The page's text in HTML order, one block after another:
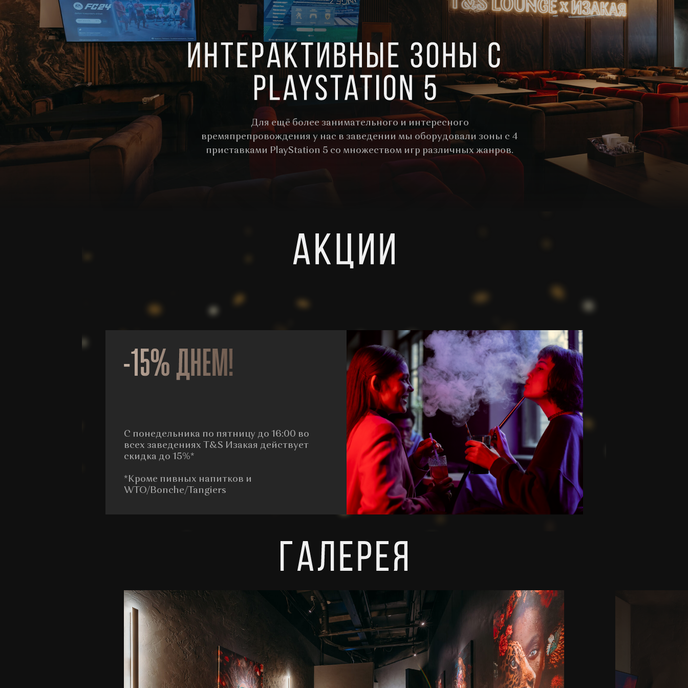
Для ещё более занимательного и интересного
времяпрепровождения у нас в заведении мы оборудовали зоны с 4
приставками PlayStation 5 со множеством игр различных жанров.
С понедельника по пятницу до 16:00 во
всех заведениях T&S Изакая действует
скидка до 15%*
*Кроме пивных напитков и
WTO/Bonche/Tangiers